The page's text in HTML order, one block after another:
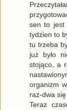
sen to jest
tydzien to
tu trzeba
już było
stojąco, a
organizm
raz-dwa się
Teraz